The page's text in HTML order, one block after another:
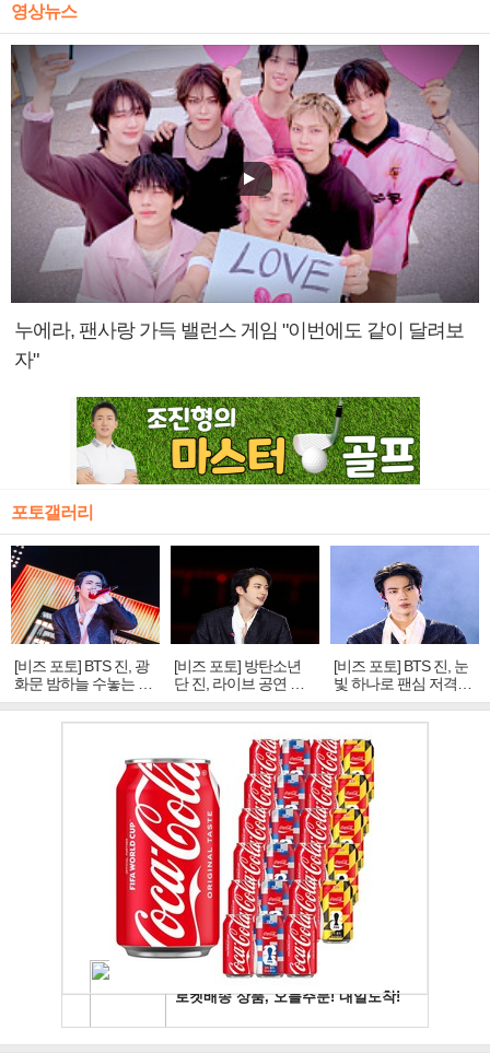
영상뉴스
누에라, 팬사랑 가득 밸런스 게임 "이번에도 같이 달려보
자"
포토갤러리
[비즈 포토] BTS 진, 광
화문 밤하늘 수놓는 '비
주얼 킹'의 열창
[비즈 포토] 방탄소년
단 진, 라이브 공연 중
빛나는 독보적 아우라
[비즈 포토] BTS 진, 눈
빛 하나로 팬심 저격…
독보적 카리스마